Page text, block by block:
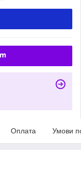
Оплата Умови